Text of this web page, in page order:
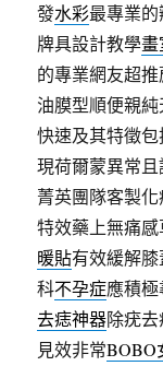
發水彩最專業
牌具設計教學
的專業網友超
油膜型順便親
快速及其特徵
現荷爾蒙異常
菁英團隊客製
特效藥上無痛
暖貼有效緩解
科不孕症應積
去痣神器除疣
見效非常BOBO